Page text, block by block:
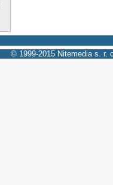
© 1999-2015 Nitemedia s. r.